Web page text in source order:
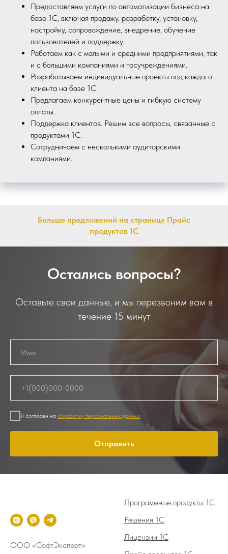
Предоставляем услуги по автоматизации бизнеса на
базе 1С, включая продажу, разработку, установку,
настройку, сопровождение, внедрение, обучение
пользователей и поддержку.
Работаем как с малыми и средними предприятиями, так
и с большими компаниями и госучреждениями.
Разрабатываем индивидуальные проекты под каждого
клиента на базе 1С.
Предлагаем конкурентные цены и гибкую систему
оплаты.
Поддержка клиентов. Решим все вопросы, связанные с
продуктами 1С.
Сотрудничаем с несколькими аудиторскими
компаниями.
Больше предложений на странице Прайс
продуктов 1С
Остались вопросы?
Оставьте свои данные, и мы перезвоним вам в
течение 15 минут
Я согласен на обработку персональных данных
Отправить
ООО «СофтЭксперт»
Программные продукты 1С
Решения 1С
Лицензии 1С